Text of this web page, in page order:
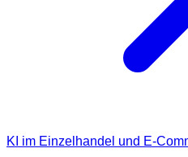
KI im Einzelhandel und E-